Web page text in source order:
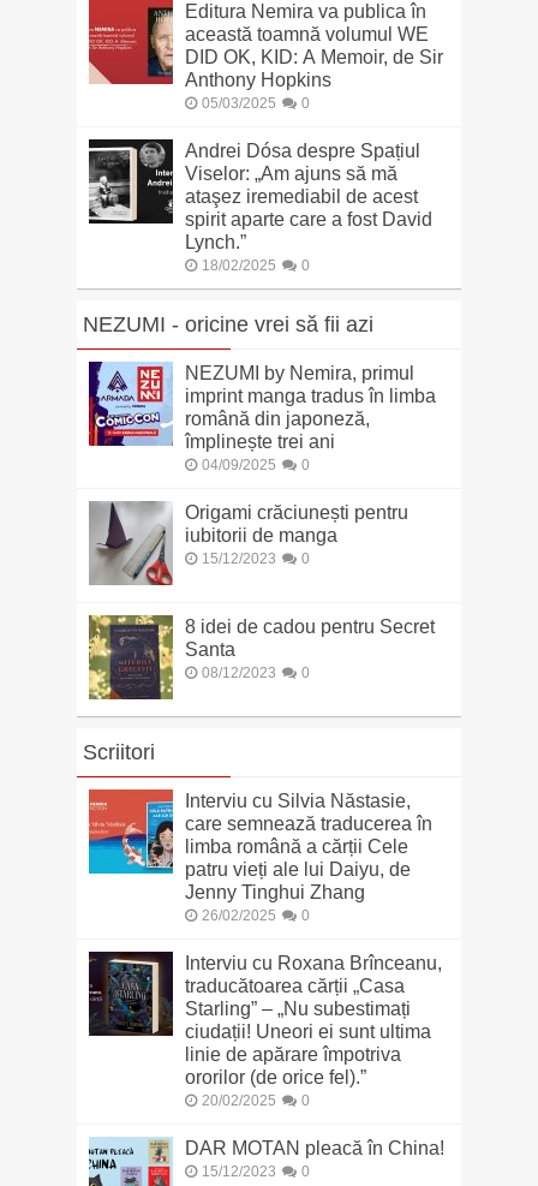
Editura Nemira va publica în
această toamnă volumul WE
DID OK, KID: A Memoir, de Sir
Anthony Hopkins
05/03/2025 0
Andrei Dósa despre Spațiul
Viselor: „Am ajuns să mă
ataşez iremediabil de acest
spirit aparte care a fost David
Lynch.”
18/02/2025 0
NEZUMI - oricine vrei să fii azi
NEZUMI by Nemira, primul
imprint manga tradus în limba
română din japoneză,
împlinește trei ani
04/09/2025 0
Origami crăciunești pentru
iubitorii de manga
15/12/2023 0
8 idei de cadou pentru Secret
Santa
08/12/2023 0
Scriitori
Interviu cu Silvia Năstasie,
care semnează traducerea în
limba română a cărții Cele
patru vieți ale lui Daiyu, de
Jenny Tinghui Zhang
26/02/2025 0
Interviu cu Roxana Brînceanu,
traducătoarea cărții „Casa
Starling” – „Nu subestimați
ciudații! Uneori ei sunt ultima
linie de apărare împotriva
ororilor (de orice fel).”
20/02/2025 0
DAR MOTAN pleacă în China!
15/12/2023 0